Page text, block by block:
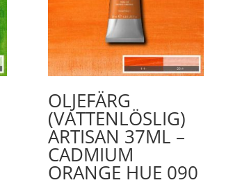
OLJEFÄRG
(VATTENLÖSLIG)
ARTISAN 37ML –
CADMIUM
ORANGE HUE 090